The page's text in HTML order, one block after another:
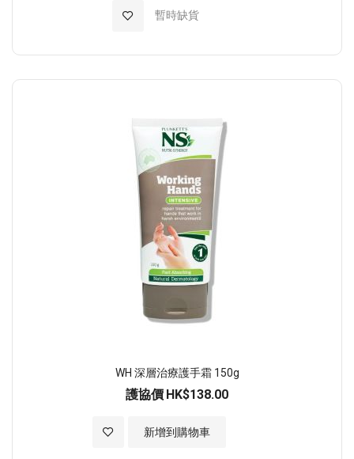
暫時缺貨
加入至願望清單
WH 深層治療護手霜 150g
護協價 HK$138.00
新增到購物車
加入至願望清單